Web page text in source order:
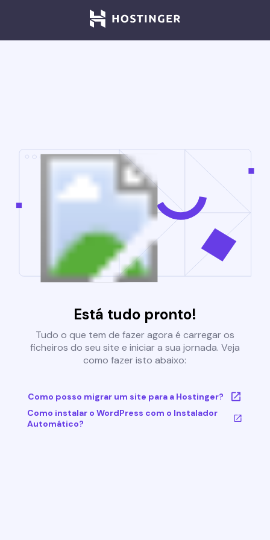
Está tudo pronto!
Tudo o que tem de fazer agora é carregar os
ficheiros do seu site e iniciar a sua jornada. Veja
como fazer isto abaixo:
Como posso migrar um site para a Hostinger?
Como instalar o WordPress com o Instalador
Automático?